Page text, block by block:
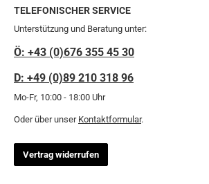
TELEFONISCHER SERVICE
Unterstützung und Beratung unter:
Ö: +43 (0)676 355 45 30
D: +49 (0)89 210 318 96
Mo-Fr, 10:00 - 18:00 Uhr
Oder über unser Kontaktformular.
Vertrag widerrufen